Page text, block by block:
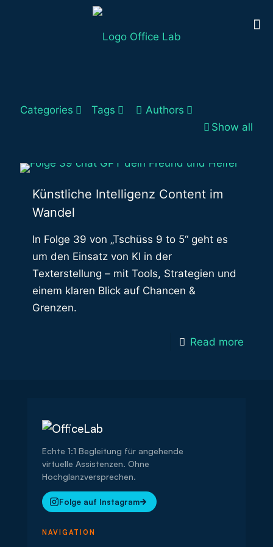
Categories Tags
Authors
Show all
Künstliche Intelligenz Content im
Wandel
In Folge 39 von „Tschüss 9 to 5“ geht es
um den Einsatz von KI in der
Texterstellung – mit Tools, Strategien und
einem klaren Blick auf Chancen &
Grenzen.
Read more
Echte 1:1 Begleitung für angehende
virtuelle Assistenzen. Ohne
Hochglanzversprechen.
Folge auf Instagram
NAVIGATION